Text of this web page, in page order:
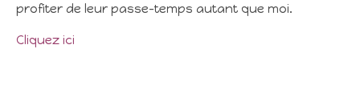
profiter de leur passe-temps autant que moi.
Cliquez ici